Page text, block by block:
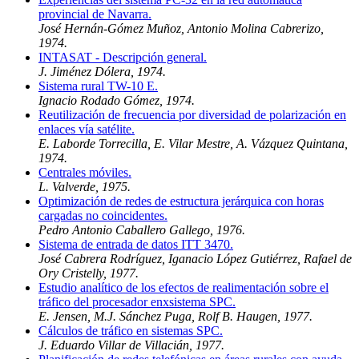
provincial de Navarra.
José Hernán-Gómez Muñoz, Antonio Molina Cabrerizo,
1974.
INTASAT - Descripción general.
J. Jiménez Dólera, 1974.
Sistema rural TW-10 E.
Ignacio Rodado Gómez, 1974.
Reutilización de frecuencia por diversidad de polarización en
enlaces vía satélite.
E. Laborde Torrecilla, E. Vilar Mestre, A. Vázquez Quintana,
1974.
Centrales móviles.
L. Valverde, 1975.
Optimización de redes de estructura jerárquica con horas
cargadas no coincidentes.
Pedro Antonio Caballero Gallego, 1976.
Sistema de entrada de datos ITT 3470.
José Cabrera Rodríguez, Iganacio López Gutiérrez, Rafael de
Ory Cristelly, 1977.
Estudio analítico de los efectos de realimentación sobre el
tráfico del procesador enxsistema SPC.
E. Jensen, M.J. Sánchez Puga, Rolf B. Haugen, 1977.
Cálculos de tráfico en sistemas SPC.
J. Eduardo Villar de Villacián, 1977.